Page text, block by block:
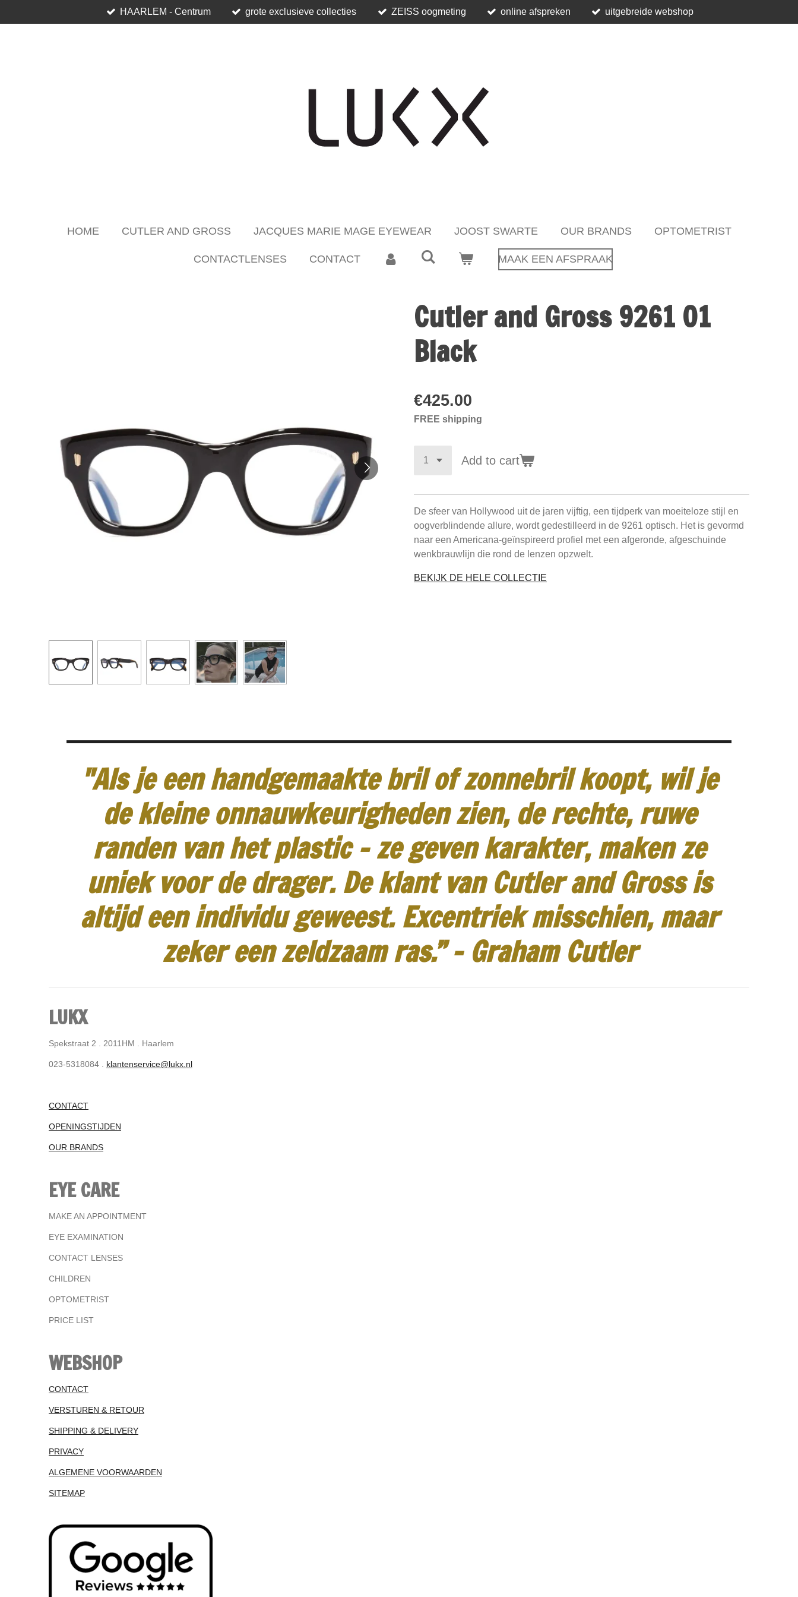
to
HAARLEM - Centrum grote exclusieve collecties ZEISS oogmeting online afspreken uitgebreide webshop
HOME CUTLER AND GROSS JACQUES MARIE MAGE EYEWEAR JOOST SWARTE OUR BRANDS OPTOMETRIST
CONTACTLENSES CONTACT MAAK EEN AFSPRAAK
Cutler and Gross 9261 01
Black
€425.00
FREE shipping
Add to cart
De sfeer van Hollywood uit de jaren vijftig, een tijdperk van moeiteloze stijl en
oogverblindende allure, wordt gedestilleerd in de 9261 optisch. Het is gevormd
naar een Americana-geïnspireerd profiel met een afgeronde, afgeschuinde
wenkbrauwlijn die rond de lenzen opzwelt.
BEKIJK DE HELE COLLECTIE
"Als je een handgemaakte bril of zonnebril koopt, wil je
de kleine onnauwkeurigheden zien, de rechte, ruwe
randen van het plastic - ze geven karakter, maken ze
uniek voor de drager. De klant van Cutler and Gross is
altijd een individu geweest. Excentriek misschien, maar
zeker een zeldzaam ras.” - Graham Cutler
LUKX
Spekstraat 2 . 2011HM . Haarlem
023-5318084 . klantenservice@lukx.nl
CONTACT
OPENINGSTIJDEN
OUR BRANDS
EYE CARE
MAKE AN APPOINTMENT
EYE EXAMINATION
CONTACT LENSES
CHILDREN
OPTOMETRIST
PRICE LIST
WEBSHOP
CONTACT
VERSTUREN & RETOUR
SHIPPING & DELIVERY
PRIVACY
ALGEMENE VOORWAARDEN
SITEMAP